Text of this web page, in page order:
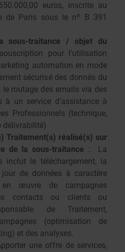
euros, inscrite au
de Paris sous le nº B 391
sous-traitance / objet du
pour l’utilisation
automation en mode
sécurisé des donnés du
le routage des emails via des
à un service d’assistance à
Professionnels (technique,
délivrabilité)
Traitement(s) réalisé(s) sur
de la sous-traitance : La
inclut le téléchargement, la
de données à caractère
œuvre de campagnes
contacts ou clients ou
de Traitement,
(optimisation de
et des analyses.
une offre de services,